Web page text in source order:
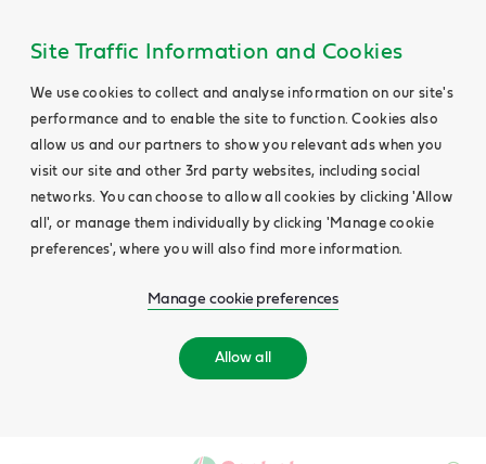
Site Traffic Information and Cookies
We use cookies to collect and analyse information on our site's
performance and to enable the site to function. Cookies also
allow us and our partners to show you relevant ads when you
visit our site and other 3rd party websites, including social
networks. You can choose to allow all cookies by clicking 'Allow
all', or manage them individually by clicking 'Manage cookie
preferences', where you will also find more information.
Manage cookie preferences
Allow all